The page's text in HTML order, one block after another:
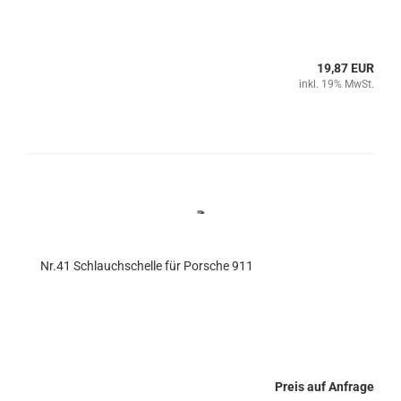
19,87 EUR
inkl. 19% MwSt.
Nr.41 Schlauchschelle für Porsche 911
Preis auf Anfrage